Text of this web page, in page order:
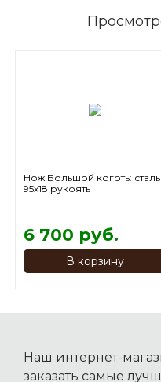
Нож Большой коготь: сталь
95х18 рукоять
6 700 руб.
В корзину
Наш интернет-
заказать самые